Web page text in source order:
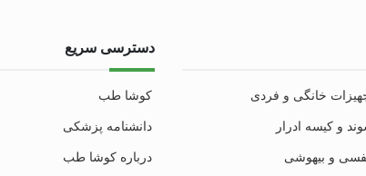
خانگی و فردی
و کیسه ادرار
و بیهوشی
دسترسی سریع
کوشا طب
دانشنامه پزشکی
درباره کوشا طب